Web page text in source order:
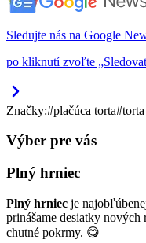
Sledujte nás na Google
po kliknutí zvoľte
Značky:#plačúca torta#torta
Výber pre vás
Plný hrniec
Plný hrniec je
prinášame desiatky nových
chutné pokrmy. 😋